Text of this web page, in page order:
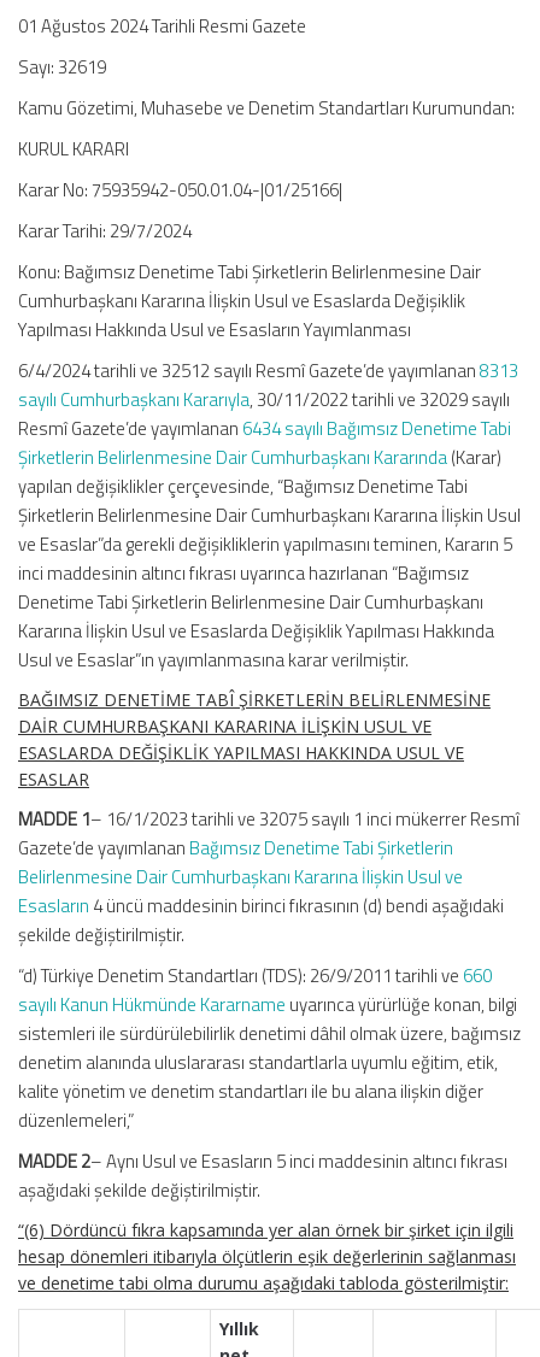
01 Ağustos 2024 Tarihli Resmi Gazete
Sayı: 32619
Kamu Gözetimi, Muhasebe ve Denetim Standartları Kurumundan:
KURUL KARARI
Karar No: 75935942-050.01.04-|01/25166|
Karar Tarihi: 29/7/2024
Konu: Bağımsız Denetime Tabi Şirketlerin Belirlenmesine Dair
Cumhurbaşkanı Kararına İlişkin Usul ve Esaslarda Değişiklik
Yapılması Hakkında Usul ve Esasların Yayımlanması
6/4/2024 tarihli ve 32512 sayılı Resmî Gazete’de yayımlanan8313
sayılı Cumhurbaşkanı Kararıyla, 30/11/2022 tarihli ve 32029 sayılı
Resmî Gazete’de yayımlanan 6434 sayılı Bağımsız Denetime Tabi
Şirketlerin Belirlenmesine Dair Cumhurbaşkanı Kararında(Karar)
yapılan değişiklikler çerçevesinde, “Bağımsız Denetime Tabi
Şirketlerin Belirlenmesine Dair Cumhurbaşkanı Kararına İlişkin Usul
ve Esaslar”da gerekli değişikliklerin yapılmasını teminen, Kararın 5
inci maddesinin altıncı fıkrası uyarınca hazırlanan “Bağımsız
Denetime Tabi Şirketlerin Belirlenmesine Dair Cumhurbaşkanı
Kararına İlişkin Usul ve Esaslarda Değişiklik Yapılması Hakkında
Usul ve Esaslar”ın yayımlanmasına karar verilmiştir.
BAĞIMSIZ DENETİME TABÎ ŞİRKETLERİN BELİRLENMESİNE
DAİR CUMHURBAŞKANI KARARINA İLİŞKİN USUL VE
ESASLARDA DEĞİŞİKLİK YAPILMASI HAKKINDA USUL VE
ESASLAR
MADDE 1– 16/1/2023 tarihli ve 32075 sayılı 1 inci mükerrer Resmî
Gazete’de yayımlanan Bağımsız Denetime Tabi Şirketlerin
Belirlenmesine Dair Cumhurbaşkanı Kararına İlişkin Usul ve
Esasların 4 üncü maddesinin birinci fıkrasının (d) bendi aşağıdaki
şekilde değiştirilmiştir.
“d) Türkiye Denetim Standartları (TDS): 26/9/2011 tarihli ve 660
sayılı Kanun Hükmünde Kararname uyarınca yürürlüğe konan, bilgi
sistemleri ile sürdürülebilirlik denetimi dâhil olmak üzere, bağımsız
denetim alanında uluslararası standartlarla uyumlu eğitim, etik,
kalite yönetim ve denetim standartları ile bu alana ilişkin diğer
düzenlemeleri,”
MADDE 2– Aynı Usul ve Esasların 5 inci maddesinin altıncı fıkrası
aşağıdaki şekilde değiştirilmiştir.
“(6) Dördüncü fıkra kapsamında yer alan örnek bir şirket için ilgili
hesap dönemleri itibarıyla ölçütlerin eşik değerlerinin sağlanması
ve denetime tabi olma durumu aşağıdaki tabloda gösterilmiştir:
Yıllık